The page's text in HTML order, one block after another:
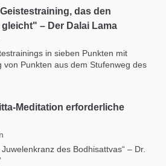
das den
– Der Dalai Lama
in sieben Punkten mit
von Punkten aus dem Stufenweg des
Meditation erforderliche
des Bodhisattvas“ – Dr.